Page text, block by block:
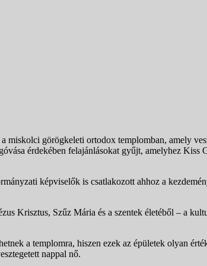
miskolci görögkeleti ortodox templomban, amely
érdekében felajánlásokat gyűjt, amelyhez Kiss
képviselők is csatlakozott ahhoz a
Krisztus, Szűz Mária és a szentek életéből – a
a templomra, hiszen ezek az épületek olyan
nappal nő.